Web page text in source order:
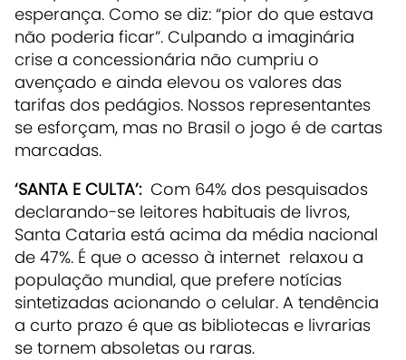
esperança. Como se diz: “pior do que estava
não poderia ficar”. Culpando a imaginária
crise a concessionária não cumpriu o
avençado e ainda elevou os valores das
tarifas dos pedágios. Nossos representantes
se esforçam, mas no Brasil o jogo é de cartas
marcadas.
‘SANTA E CULTA’:Com 64% dos pesquisados
declarando-se leitores habituais de livros,
Santa Cataria está acima da média nacional
de 47%. É que o acesso à internet relaxou a
população mundial, que prefere notícias
sintetizadas acionando o celular. A tendência
a curto prazo é que as bibliotecas e livrarias
se tornem absoletas ou raras.